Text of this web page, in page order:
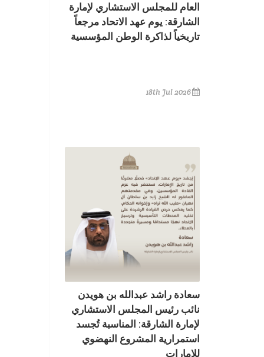
العام للمجلس الاستشاري لإمارة
الشارقة: يوم عهد الاتحاد مرجعاً
تاريخياً لذاكرة الوطن المؤسسية
18th Jul 2026
سعادة راشد عبدالله بن هويدن
نائب رئيس المجلس الاستشاري
لإمارة الشارقة: المناسبة تُجسد
استمرارية المشروع النهضوي
للإمارات